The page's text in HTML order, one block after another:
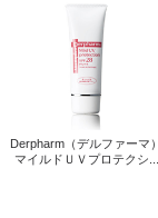
Derpharm（デルファーマ）
マイルドＵＶプロテクシ...